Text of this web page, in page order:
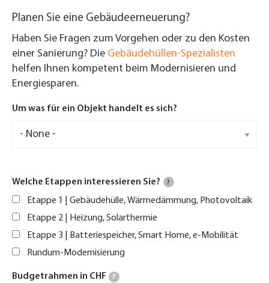
Planen Sie eine Gebäudeerneuerung?
Haben Sie Fragen zum Vorgehen oder zu den Kosten
einer Sanierung? Die Gebäudehüllen-Spezialisten
helfen Ihnen kompetent beim Modernisieren und
Energiesparen.
Um was für ein Objekt handelt es sich?
Welche Etappen interessieren Sie? ?
Etappe 1 | Gebäudehülle, Wärmedämmung, Photovoltaik
Etappe 2 | Heizung, Solarthermie
Etappe 3 | Batteriespeicher, Smart Home, e-Mobilität
Rundum-Modernisierung
Budgetrahmen in CHF ?